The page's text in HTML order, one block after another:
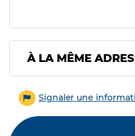
À LA MÊME
Signaler une